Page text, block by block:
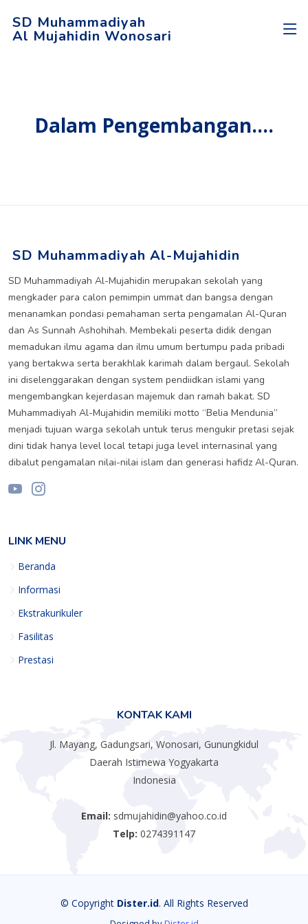
SD Muhammadiyah
Al Mujahidin Wonosari
Dalam Pengembangan....
SD Muhammadiyah Al-Mujahidin
SD Muhammadiyah Al-Mujahidin merupakan sekolah yang
mengkader para calon pemimpin ummat dan bangsa dengan
menanamkan pondasi pemahaman serta pengamalan Al-Quran
dan As Sunnah Ashohihah. Membekali peserta didik dengan
memadukan ilmu agama dan ilmu umum bertumpu pada pribadi
yang bertakwa serta berakhlak karimah dalam bergaul. Sekolah
ini diselenggarakan dengan system pendiidkan islami yang
mengembangkan kejerdasan majemuk dan ramah bakat. SD
Muhammadiyah Al-Mujahidin memiliki motto “Belia Mendunia”
menjadi tujuan warga sekolah untuk terus mengukir pretasi sejak
dini tidak hanya level local tetapi juga level internasinal yang
dibalut pengamalan nilai-nilai islam dan generasi hafidz Al-Quran.
LINK MENU
Beranda
Informasi
Ekstrakurikuler
Fasilitas
Prestasi
KONTAK KAMI
Jl. Mayang, Gadungsari, Wonosari, Gunungkidul
Daerah Istimewa Yogyakarta
Indonesia
Email: sdmujahidin@yahoo.co.id
Telp: 0274391147
© Copyright Dister.id. All Rights Reserved